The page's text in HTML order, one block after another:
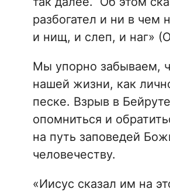
разбогател и ни в
и нищ, и слеп, и наг»
Мы упорно забываем,
нашей жизни, как
песке. Взрыв в
опомниться и
на путь заповедей
человечеству.
«Иисус сказал им на